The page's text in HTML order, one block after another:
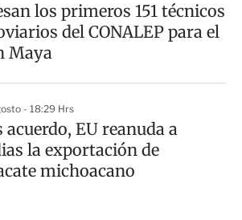
los primeros 151 técnicos
del CONALEP para el
Maya
- 18:29 Hrs
acuerdo, EU reanuda a
la exportación de
michoacano